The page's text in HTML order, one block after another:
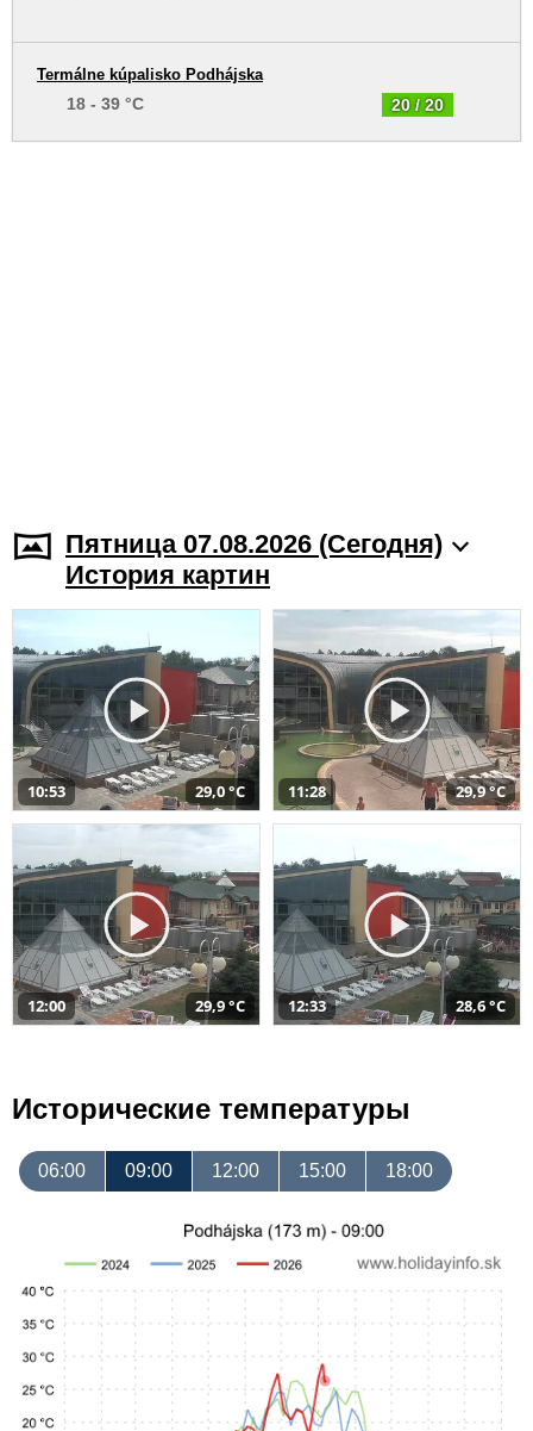
20 / 20
Termálne kúpalisko Podhájska
18 - 39 °C
Пятница 07.08.2026 (Cегодня)
История картин
10:53 29,0 °C 11:28 29,9 °C
12:00 29,9 °C 12:33 28,6 °C
Исторические температуры
06:00 09:00 12:00 15:00 18:00